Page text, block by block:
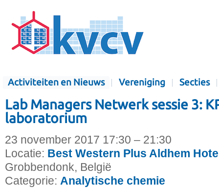
Activiteiten en Nieuws Vereniging Secties
Lab Managers Netwerk sessie 3:
laboratorium
23 november 2017 17:30 – 21:30
Locatie: Best Western Plus Aldhem
Grobbendonk, België
Categorie: Analytische chemie